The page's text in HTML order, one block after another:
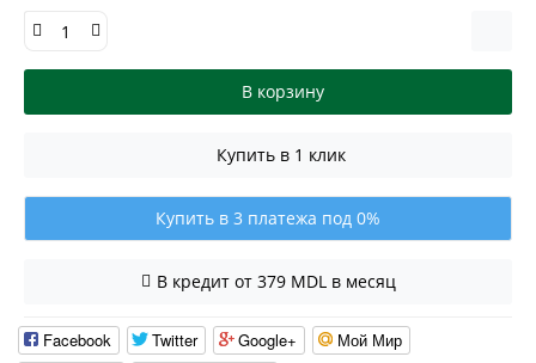
В корзину
Купить в 1 клик
Купить в 3 платежа под 0%
В кредит от 379 MDL в месяц
Facebook Twitter Google+
Мой Мир